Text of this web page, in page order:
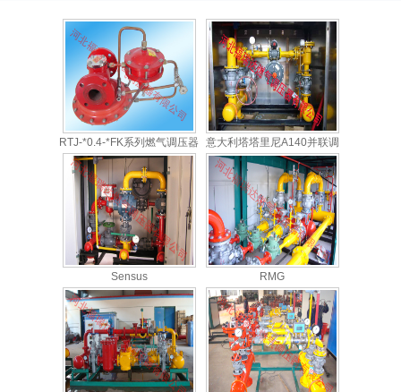
器
RTJ-*0.4-*FK系列燃气调压器
意大利塔塔里尼A140并联调
压柜
Sensus RMG